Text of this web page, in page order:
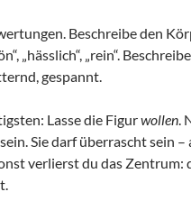
Beschreibe den
„hässlich“, „rein“.
gespannt.
Lasse die Figurwollen.
Sie darf überrascht sein –
verlierst du das Zentrum: